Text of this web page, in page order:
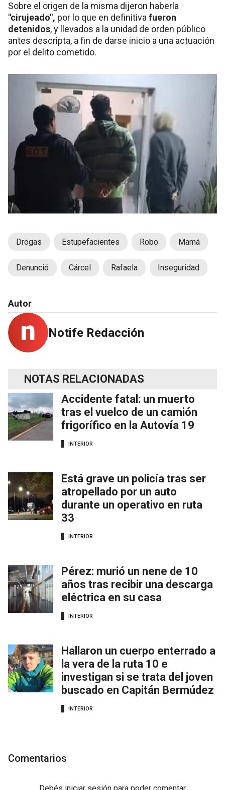
Sobre el origen de la misma dijeron haberla
"cirujeado", por lo que en definitivafueron
detenidos, y llevados a la unidad de orden público
antes descripta, a fin de darse inicio a una actuación
por el delito cometido.
Drogas Estupefacientes Robo Mamá
Denunció Cárcel Rafaela Inseguridad
Autor
Notife Redacción
NOTAS RELACIONADAS
Accidente fatal: un muerto
tras el vuelco de un camión
frigorífico en la Autovía 19
INTERIOR
Está grave un policía tras ser
atropellado por un auto
durante un operativo en ruta
33
INTERIOR
Pérez: murió un nene de 10
años tras recibir una descarga
eléctrica en su casa
INTERIOR
Hallaron un cuerpo enterrado a
la vera de la ruta 10 e
investigan si se trata del joven
buscado en Capitán Bermúdez
INTERIOR
Comentarios
Debés iniciar sesión para poder comentar